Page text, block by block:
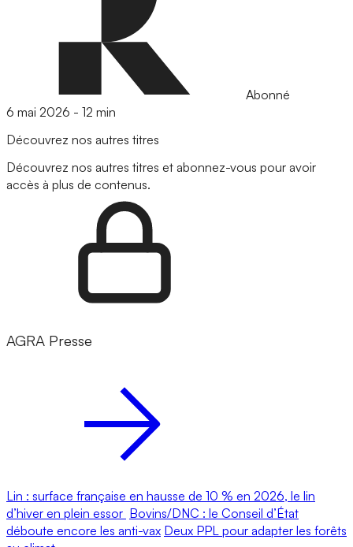
Abonné
6 mai 2026 - 12 min
Découvrez nos autres titres
Découvrez nos autres titres et abonnez-vous pour avoir
accès à plus de contenus.
AGRA Presse
Lin : surface française en hausse de 10 % en 2026, le lin
d’hiver en plein essor Bovins/DNC : le Conseil d’État
déboute encore les anti-vax Deux PPL pour adapter les forêts